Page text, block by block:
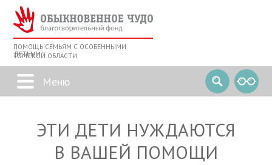
ПОМОЩЬ СЕМЬЯМ С ОСОБЕННЫМИ
ДЕТЬМИ
ТОМСКОЙ ОБЛАСТИ
ЭТИ ДЕТИ НУЖДАЮТСЯ
В ВАШЕЙ ПОМОЩИ